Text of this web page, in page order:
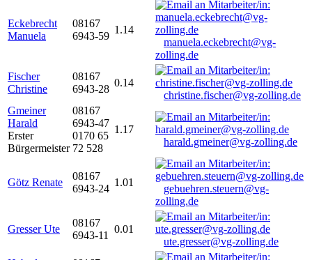
Eckebrecht
Manuela
08167
6943-59
1.14
manuela.eckebrecht@vg-
zolling.de
Fischer
Christine
08167
6943-28
0.14
christine.fischer@vg-zolling.de
Gmeiner
Harald
Erster
Bürgermeister
08167
6943-47
0170 65
72 528
1.17
harald.gmeiner@vg-zolling.de
Götz Renate
08167
6943-24
1.01
gebuehren.steuern@vg-
zolling.de
Gresser Ute
08167
6943-11
0.01
ute.gresser@vg-zolling.de